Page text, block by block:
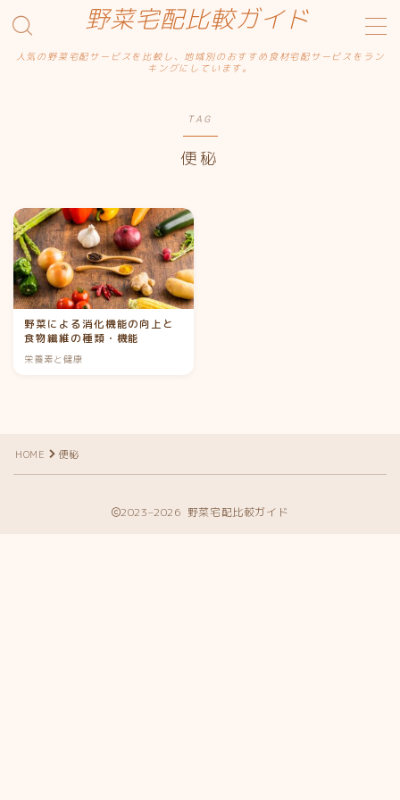
野菜宅配比較ガイド
人気の野菜宅配サービスを比較し、地域別のおすすめ食材宅配サービスをラン
キングにしています。
MENU
デモプリセット記事 Part15
利用規約／特定商取引法に基づく表記
運営者情報
野菜宅配比較ガイド
TAG
便秘
野菜による消化機能の向上と
食物繊維の種類・機能
栄養素と健康
HOME 便秘
2023–2026 野菜宅配比較ガイド